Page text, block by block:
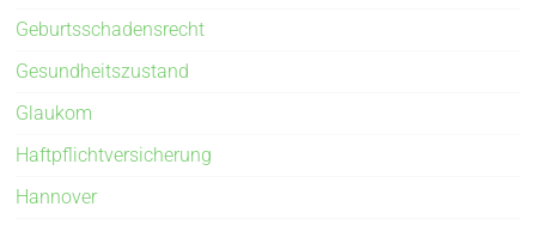
Geburtsschadensrecht
Gesundheitszustand
Glaukom
Haftpflichtversicherung
Hannover